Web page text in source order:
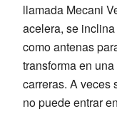
llamada Mecani
acelera, se
como antenas
transforma en
carreras. A veces
no puede entrar